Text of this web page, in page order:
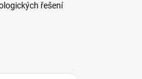
řešení